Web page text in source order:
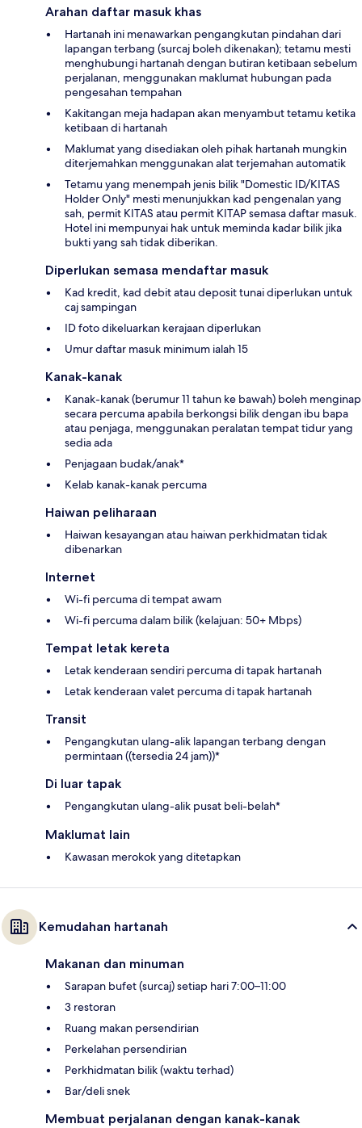
Arahan daftar masuk khas
Hartanah ini menawarkan pengangkutan pindahan dari
lapangan terbang (surcaj boleh dikenakan); tetamu mesti
menghubungi hartanah dengan butiran ketibaan sebelum
perjalanan, menggunakan maklumat hubungan pada
pengesahan tempahan
Kakitangan meja hadapan akan menyambut tetamu ketika
ketibaan di hartanah
Maklumat yang disediakan oleh pihak hartanah mungkin
diterjemahkan menggunakan alat terjemahan automatik
Tetamu yang menempah jenis bilik "Domestic ID/KITAS
Holder Only" mesti menunjukkan kad pengenalan yang
sah, permit KITAS atau permit KITAP semasa daftar masuk.
Hotel ini mempunyai hak untuk meminda kadar bilik jika
bukti yang sah tidak diberikan.
Diperlukan semasa mendaftar masuk
Kad kredit, kad debit atau deposit tunai diperlukan untuk
caj sampingan
ID foto dikeluarkan kerajaan diperlukan
Umur daftar masuk minimum ialah 15
Kanak-kanak
Kanak-kanak (berumur 11 tahun ke bawah) boleh menginap
secara percuma apabila berkongsi bilik dengan ibu bapa
atau penjaga, menggunakan peralatan tempat tidur yang
sedia ada
Penjagaan budak/anak*
Kelab kanak-kanak percuma
Haiwan peliharaan
Haiwan kesayangan atau haiwan perkhidmatan tidak
dibenarkan
Internet
Wi-fi percuma di tempat awam
Wi-fi percuma dalam bilik (kelajuan: 50+ Mbps)
Tempat letak kereta
Letak kenderaan sendiri percuma di tapak hartanah
Letak kenderaan valet percuma di tapak hartanah
Transit
Pengangkutan ulang-alik lapangan terbang dengan
permintaan ((tersedia 24 jam))*
Di luar tapak
Pengangkutan ulang-alik pusat beli-belah*
Maklumat lain
Kawasan merokok yang ditetapkan
Kemudahan hartanah
Makanan dan minuman
Sarapan bufet (surcaj) setiap hari 7:00–11:00
3 restoran
Ruang makan persendirian
Perkelahan persendirian
Perkhidmatan bilik (waktu terhad)
Bar/deli snek
Membuat perjalanan dengan kanak-kanak